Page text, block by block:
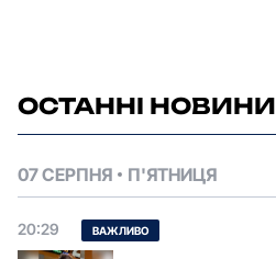
ОСТАННІ НОВИНИ
07 СЕРПНЯ П'ЯТНИЦЯ
20:29 ВАЖЛИВО